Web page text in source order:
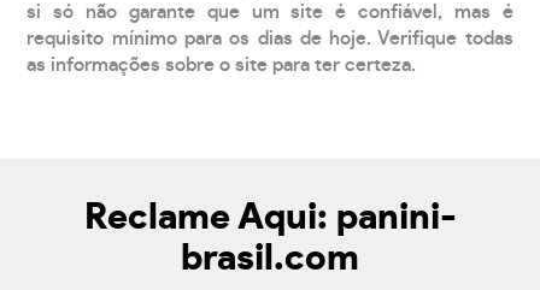
si só não garante que um site é confiável, mas é
requisito mínimo para os dias de hoje. Verifique todas
as informações sobre o site para ter certeza.
Reclame Aqui: panini-
brasil.com